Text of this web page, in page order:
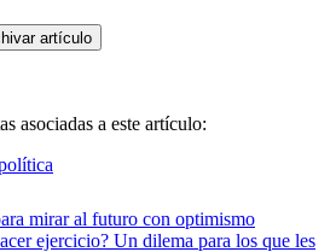
artículo
asociadas a este artículo:
mirar al futuro con optimismo
ejercicio? Un dilema para los que les